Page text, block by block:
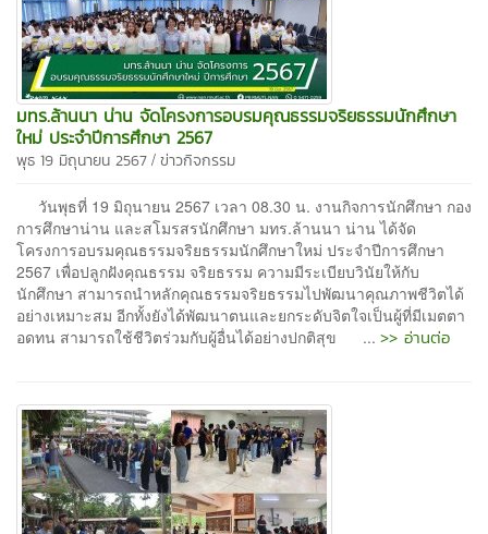
มทร.ล้านนา น่าน จัดโครงการอบรมคุณธรรมจริยธรรมนักศึกษา
ใหม่ ประจำปีการศึกษา 2567
พุธ 19 มิถุนายน 2567 / ข่าวกิจกรรม
วันพุธที่ 19 มิถุนายน 2567 เวลา 08.30 น. งานกิจการนักศึกษา กอง
การศึกษาน่าน และสโมรสรนักศึกษา มทร.ล้านนา น่าน ได้จัด
โครงการอบรมคุณธรรมจริยธรรมนักศึกษาใหม่ ประจำปีการศึกษา
2567 เพื่อปลูกฝังคุณธรรม จริยธรรม ความมีระเบียบวินัยให้กับ
นักศึกษา สามารถนำหลักคุณธรรมจริยธรรมไปพัฒนาคุณภาพชีวิตได้
อย่างเหมาะสม อีกทั้งยังได้พัฒนาตนและยกระดับจิตใจเป็นผู้ที่มีเมตตา
อดทน สามารถใช้ชีวิตร่วมกับผู้อื่นได้อย่างปกติสุข ... >> อ่านต่อ